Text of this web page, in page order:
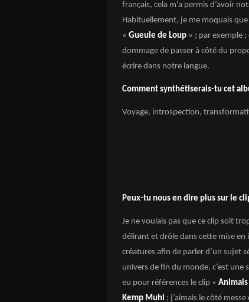
français, cela m’a permis d’avoir
Habituellement, je me moquais
« Gueule de Loup » ; par exemple
dommage de passer à côté du
écrire dans notre langue.
Comment synthétiserais-tu cet
Voyage, introspection,
Peux-tu nous en dire plus sur le
Je ne voulais pas que ce clip soit
délirant et drôle dans cette mise en
créatures afin de parler d’un sujet
univers de fin du monde, c’est une
eu pour références le clip « Animals
Kemp Muhl ; j’aimais le côté